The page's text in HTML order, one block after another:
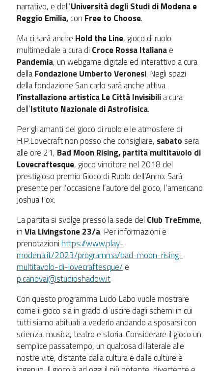
narrativo, e dell’Università degli Studi di Modena e
Reggio Emilia,con Free to Choose.
Ma ci sarà anche Hold the Line, gioco di ruolo
multimediale a cura di Croce Rossa Italianae
Pandemia, un webgame digitale ed interattivo a cura
dellaFondazione Umberto Veronesi. Negli spazi
della fondazione San carlo sarà anche attiva
l’installazione artistica Le Città Invisibilia cura
dell’Istituto Nazionale di Astrofisica.
Per gli amanti del gioco di ruolo e le atmosfere di
H.P.Lovecraft non posso che consigliare, sabato sera
alle ore 21, Bad Moon Rising, partita multitavolo di
Lovecraftesque, gioco vincitore nel 2018 del
prestigioso premio Gioco di Ruolo dell’Anno. Sarà
presente per l’occasione l’autore del gioco, l’americano
Joshua Fox.
La partita si svolge presso la sede del Club TreEmme,
inVia Livingstone 23/a. Per informazioni e
prenotazionihttps://www.play-
modena.it/2023/programma/bad-moon-rising-
multitavolo-di-lovecraftesque/ e
p.canovai@studioshadow.it
Con questo programma Ludo Labo vuole mostrare
come il gioco sia in grado di uscire dagli schemi in cui
tutti siamo abituati a vederlo andando a sposarsi con
scienza, musica, teatro e storia. Considerare il gioco un
semplice passatempo, un qualcosa di laterale alle
nostre vite, distante dalla cultura e dalle culture è